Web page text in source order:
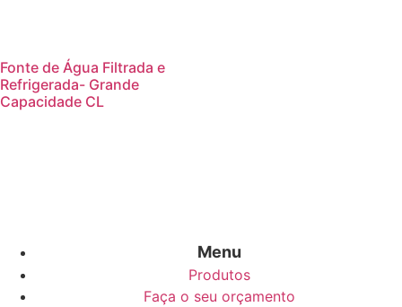
Fonte de Água Filtrada e
Refrigerada- Grande
Capacidade CL
Menu
Produtos
Faça o seu orçamento